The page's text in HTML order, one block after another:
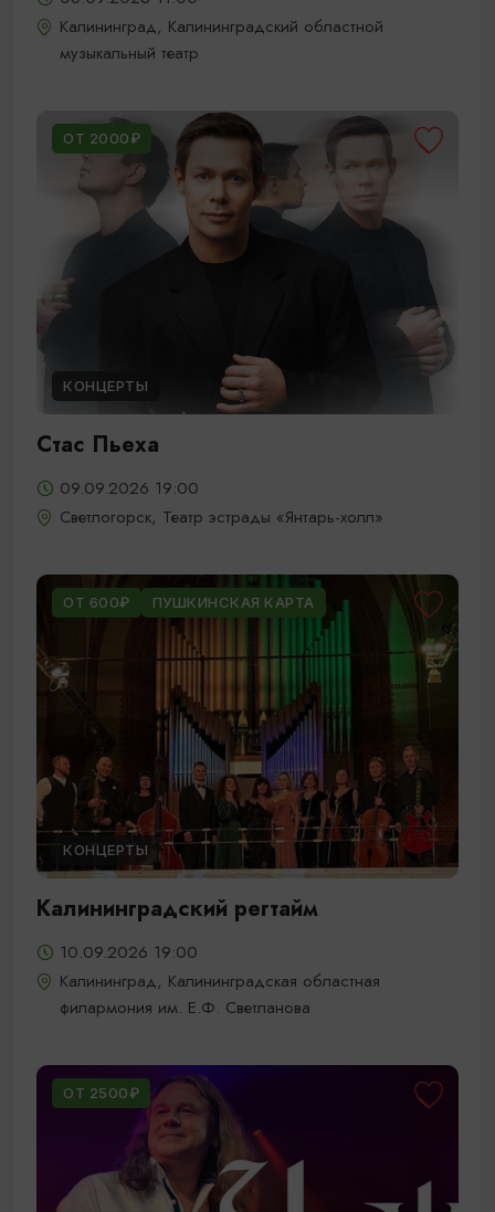
Калининград, Калининградский областной
музыкальный театр
ОТ 2000₽
КОНЦЕРТЫ
Стас Пьеха
09.09.2026 19:00
Светлогорск, Театр эстрады «Янтарь-холл»
ОТ 600₽ ПУШКИНСКАЯ КАРТА
КОНЦЕРТЫ
Калининградский регтайм
10.09.2026 19:00
Калининград, Калининградская областная
филармония им. Е.Ф. Светланова
ОТ 2500₽